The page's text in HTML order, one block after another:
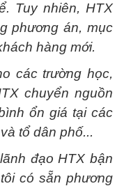
Tuy nhiên, HTX
phương án, mục
hàng mới.
các trường học,
chuyển nguồn
ổn giá tại các
tổ dân phố...
đạo HTX bận
có sẵn phương